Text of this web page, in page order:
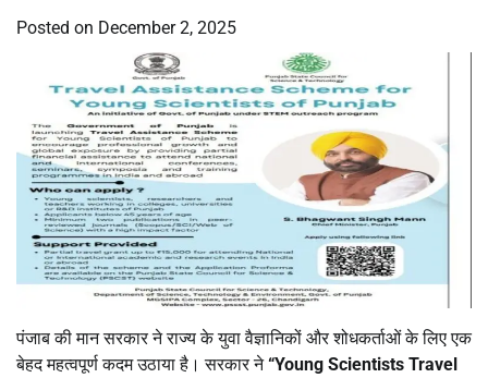
Posted on December 2, 2025
पंजाब की मान सरकार ने राज्य के युवा वैज्ञानिकों और शोधकर्ताओं के लिए एक
बेहद महत्वपूर्ण कदम उठाया है। सरकार ने“Young Scientists Travel